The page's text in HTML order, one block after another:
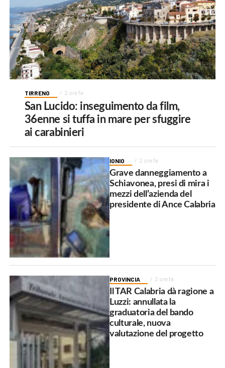
TIRRENO 2 ore fa
San Lucido: inseguimento da film,
36enne si tuffa in mare per sfuggire
ai carabinieri
IONIO 2 ore fa
Grave danneggiamento a
Schiavonea, presi di mira i
mezzi dell’azienda del
presidente di Ance Calabria
PROVINCIA 2 ore fa
Il TAR Calabria dà ragione a
Luzzi: annullata la
graduatoria del bando
culturale, nuova
valutazione del progetto